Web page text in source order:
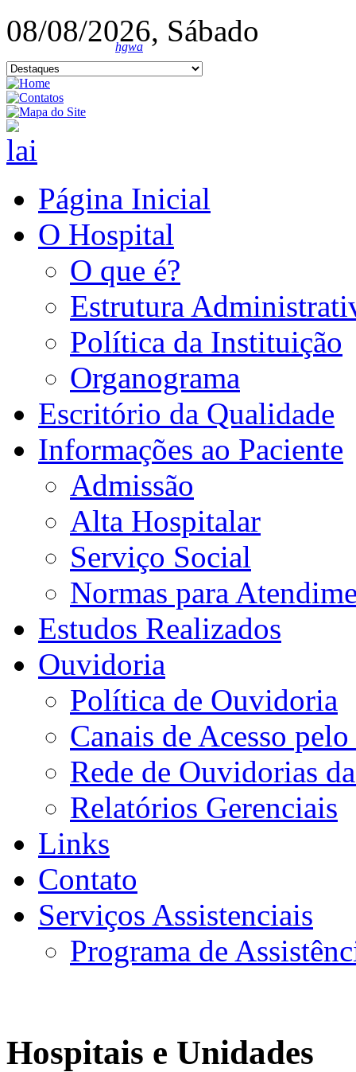
08/08/2026, Sábado
hgwa
Página Inicial
O Hospital
O que é?
Estrutura
Política da Instituição
Organograma
Escritório da Qualidade
Informações ao Paciente
Admissão
Alta Hospitalar
Serviço Social
Normas para
Estudos Realizados
Ouvidoria
Política de Ouvidoria
Canais de Acesso
Rede de Ouvidorias
Relatórios Gerenciais
Links
Contato
Serviços Assistenciais
Programa de
Hospitais e Unidades